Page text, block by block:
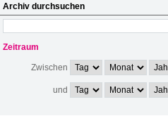
Archiv durchsuchen
Zeitraum
Zwischen
und